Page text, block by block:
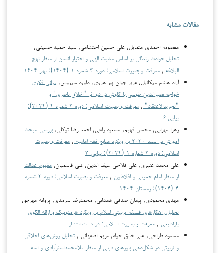
مقالات مشابه
معصومه احمدی متمایل, علی حسین احتشامی, سید حمید حسینی,
تحلیل حوادث زندگی بر اساس مشیت الهی و اختیار انسان از منظر نهج
البلاغه , معرفت و بصیرت اسلامی: دوره ۳ شماره ۱ (۱۴۰۴): بهار ۱۴۰۴
آزاد هاشم میکائیل, عزیز جوان پور هروی, داوود سیروس, مبانی فکری
خواجه نصیرالدین طوسی با کاوش در دو اثر "اخلاق ناصری" و
"تجریدالاعتقاد" ,
معرفت و بصیرت اسلامی: دوره ۲ شماره ۴ (۲۰۲۴):
پیاپی ۶
زهرا مهرابی, محسن فهیم, مسعود راعی, احمد رضا توکلی,بررسی مبحث
آموزش در سند ۲۰۳۰ با رویکرد منابع فقه امامیه
, معرفت و بصیرت
اسلامی: دوره ۲ شماره ۱ (۲۰۲۴): پیاپی ۳
علی محمد عنبری, علی فلاحی سیف الدین, علی قاسمیان, مفهوم عدالت
از منظر امام خمینی و افلاطون ,
معرفت و بصیرت اسلامی: دوره ۳ شماره
۴ (۱۴۰۴): زمستان ۱۴۰۴
مهدی محمودی, پیمان صدفی همدانی, محمدرضا سرمدی, پروانه مهرجو,
تحلیل راهکارهای فلسفه تربیتی اسلام با رویکرد هرمنوتیک و ارائه الگوی
پارادایمی , معرفت و بصیرت اسلامی: در دست انتشار
مسعود طراحی, علی خالق خواه, مریم اصفهانی , تحلیل روش‌های اخلاقی
و تربیتی در شکل‌دهی باورهای دینی از منظر ملامحمداسترآبادی و امام